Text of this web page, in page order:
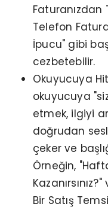
Faturanızdan
Telefon
İpucu" gibi
cezbetebilir.
Okuyucuya
okuyucuya
etmek, ilgiyi
doğrudan
çeker ve
Örneğin,
Bir Satış